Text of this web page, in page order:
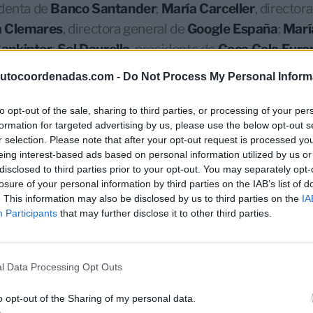
- Do Not Process My Personal
opt-out of the sale, sharing to third parties, or processing of your
for targeted advertising by us, please use the below opt-out
selection. Please note that after your opt-out request is processed
interest-based ads based on personal information utilized by us
to third parties prior to your opt-out. You may separately
of your personal information by third parties on the IAB’s list of
This information may also be disclosed by us to third parties on the
Participants that may further disclose it to other third parties.
Data Processing Opt Outs
opt-out of the Sharing of my personal data.
de Banco Santander; María Carceller,
Clemares, directora general de Google España;
;Sol Daurella, presidenta deCoca Cola
, directora general deIberostar Sara Harmon ,
Gilead España; Marie Eve Rougeot, directora
de IT deIndra;Olga Sánchez, CEO deAxa Seguros
general deIberdrola España;Susana Voces,
Zignoni, directora general de Downstream en
años después de asumir la presidencia del
para poner a punto la maquinaria del banco para
futuro: la digitalización operativa, que va a permitir a
ser vicios financieros con la avalancha de fintech
en un escenario de inevitables